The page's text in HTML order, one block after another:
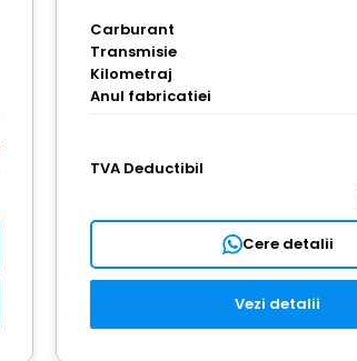
Carburant
Transmisie
Kilometraj
Anul fabricatiei
TVA Deductibil
Cere detalii
Vezi detalii